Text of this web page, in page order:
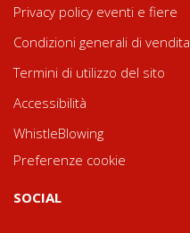
Privacy policy eventi e fiere
Condizioni generali di vendita
Termini di utilizzo del sito
Accessibilità
WhistleBlowing
Preferenze cookie
SOCIAL